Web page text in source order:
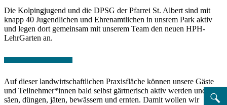
Die Kolpingjugend und die DPSG der Pfarrei St. Albert sind mit
knapp 40 Jugendlichen und Ehrenamtlichen in unsrem Park aktiv
und legen dort gemeinsam mit unserem Team den neuen HPH-
LehrGarten an.
Auf dieser landwirtschaftlichen Praxisfläche können unsere Gäste
und Teilnehmer*innen bald selbst gärtnerisch aktiv werden und
säen, düngen, jäten, bewässern und ernten. Damit wollen wir